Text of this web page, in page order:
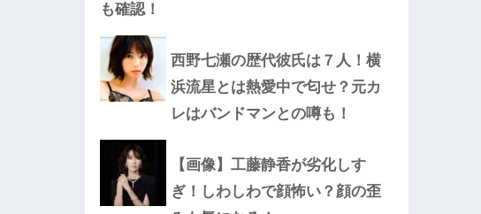
も確認！
西野七瀬の歴代彼氏は７人！横
浜流星とは熱愛中で匂せ？元カ
レはバンドマンとの噂も！
【画像】工藤静香が劣化しす
ぎ！しわしわで顔怖い？顔の歪